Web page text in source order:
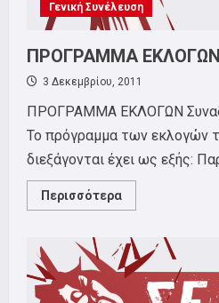
Γενική Συνέλευση
ΠΡΟΓΡΑΜΜΑ ΕΚΛΟΓΩΝ
3 Δεκεμβρίου, 2011
ΠΡΟΓΡΑΜΜΑ ΕΚΛΟΓΩΝ
Το πρόγραμμα των εκλογών
διεξάγονται έχει ως εξής:
Περισσότερα
more
ΕΚΛΟΓΩΝ